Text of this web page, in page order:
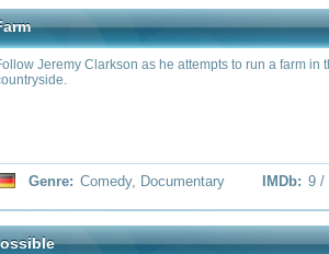
as he attempts to run a farm in the
star or television chefs compete
The aim is to cook a local speciality of
amateur chef, perfectly in two
knowledge of the complete list of
guests, friends or family members of